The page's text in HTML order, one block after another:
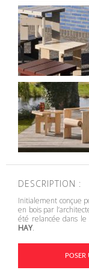
DESCRIPTION :
Initialement conçue
en bois par
été relancée dans le
HAY.